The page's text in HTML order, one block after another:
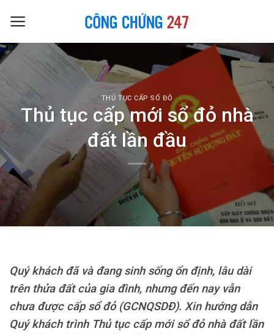
THỦ TỤC CẤP SỔ ĐỎ
Thủ tục cấp mới sổ đỏ nhà
đất lần đầu
Quý khách đã và đang sinh sống ổn định, lâu dài
trên thửa đất của gia đình, nhưng đến nay vẫn
chưa được cấp sổ đỏ (GCNQSDĐ). Xin hướng dẫn
Quý khách trình Thủ tục cấp mới sổ đỏ nhà đất lần